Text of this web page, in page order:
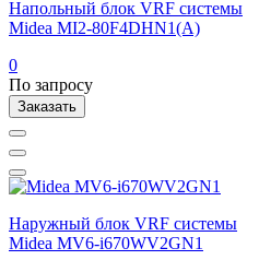
Напольный блок VRF системы
Midea MI2-80F4DHN1(A)
0
По запросу
Заказать
Наружный блок VRF системы
Midea MV6-i670WV2GN1